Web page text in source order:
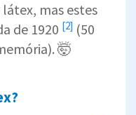
mas estes
de 1920 [2] (50
🤯